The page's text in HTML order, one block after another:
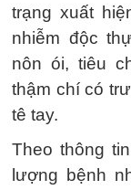
trạng xuất
nhiễm độc
nôn ói, tiêu
thậm chí có
tê tay.
Theo thông
lượng bệnh